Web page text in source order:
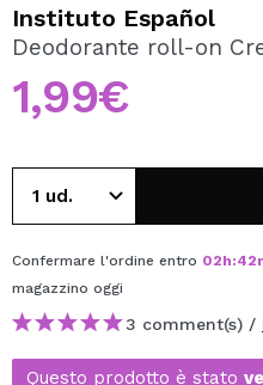
Creando un account su
acquisti velocemente,
consultare le tue operazioni
CREARE
Instituto Español
Deodorante roll-on
1,99€
Confermare l'ordine entro 02h:42
magazzino oggi
3 comment(s) /
Questo prodotto è stato